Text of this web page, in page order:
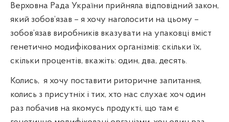
Верховна Рада України прийняла відповідний закон,
який зобов’язав – я хочу наголосити на цьому –
зобов’язав виробників вказувати на упаковці вміст
генетично модифікованих організмів: скільки їх,
скільки процентів, вкажіть: один, два, десять.
Колись, я хочу поставити риторичне запитання,
колись з присутніх і тих, хто нас слухає хоч один
раз побачив на якомусь продукті, що там є